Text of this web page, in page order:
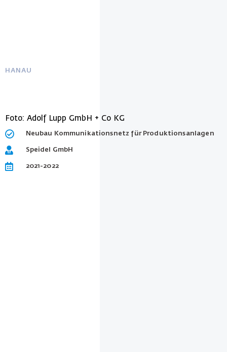
HANAU
Foto: Adolf Lupp GmbH + Co KG
Neubau Kommunikationsnetz für Produktionsanlagen
Speidel GmbH
2021-2022